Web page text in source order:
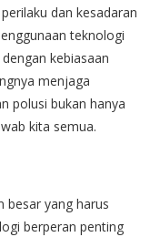
dan kesadaran
teknologi
kebiasaan
menjaga
polusi bukan hanya
kita semua.
besar yang harus
berperan penting